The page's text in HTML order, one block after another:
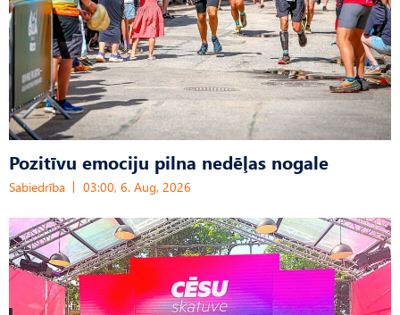
Pozitīvu emociju pilna nedēļas nogale
Sabiedrība 03:00, 6. Aug, 2026